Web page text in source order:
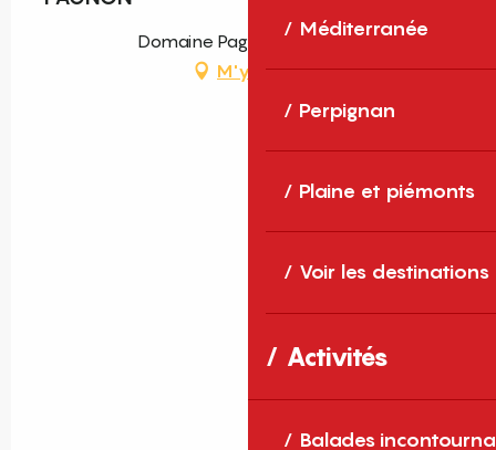
Méditerranée
Perpignan
Plaine et piémonts
Voir les destinations
Activités
Balades
Domaine Pagnon, Torreilles
M'y rendre